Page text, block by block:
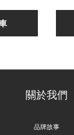
關於我們
品牌故事